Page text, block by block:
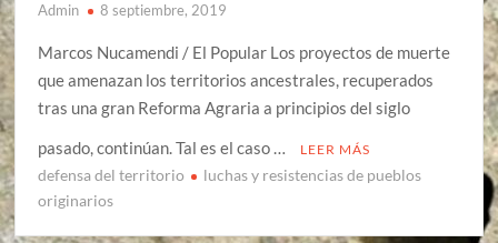
Admin 8 septiembre, 2019
Marcos Nucamendi / El Popular Los proyectos de muerte
que amenazan los territorios ancestrales, recuperados
tras una gran Reforma Agraria a principios del siglo
pasado, continúan. Tal es el caso …
LEER MÁS
defensa del territorio
luchas y resistencias de pueblos
originarios